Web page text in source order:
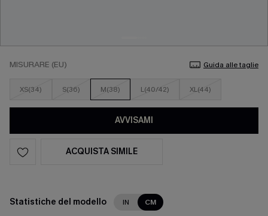
MISURARE (EU) Guida alle taglie
XS(34) S(36) M(38) L(40/42) XL(44)
AVVISAMI
ACQUISTA SIMILE
Statistiche del modello IN CM